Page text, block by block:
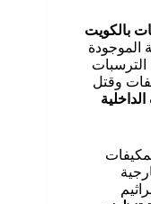
بالكويت
الموجودة
الترسبات
وقتل